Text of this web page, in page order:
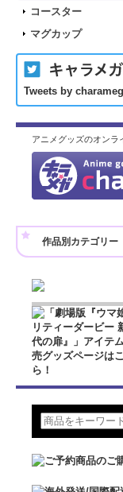
コースター
マグカップ
Tweets by
アニメグッズのオンラ
作品別カテゴリー